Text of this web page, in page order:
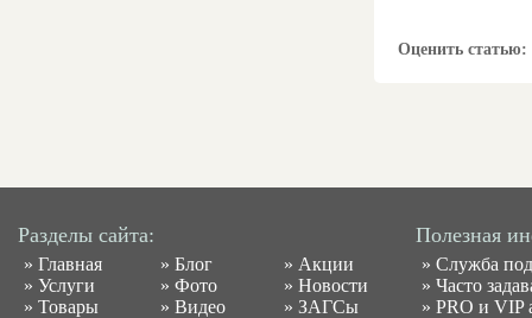
Оценить статью:
Разделы сайта:
» Главная
» Услуги
» Товары
» Блог
» Фото
» Видео
» Акции
» Новости
» ЗАГСы
Полезная
» Служба
» Часто
» PRO и VIP